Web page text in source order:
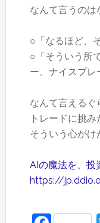
なんて言うのは
○「なるほど、
○「そういう所
ー。ナイスプレ
なんて言えるぐ
トレードに挑み
そういう心がけ
AIの魔法を、投
https://